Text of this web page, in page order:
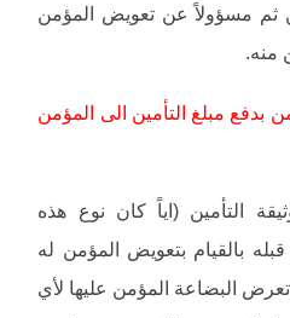
ثم مسؤولاً عن تعويض المؤمن
منه.
بدفع مبلغ التأمين الى المؤمن
التأمين (اياً كان نوع هذه
بالقيام بتعويض المؤمن له
البضاعة المؤمن عليها لأي